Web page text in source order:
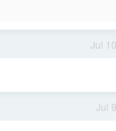
Jul 10
Jul 9